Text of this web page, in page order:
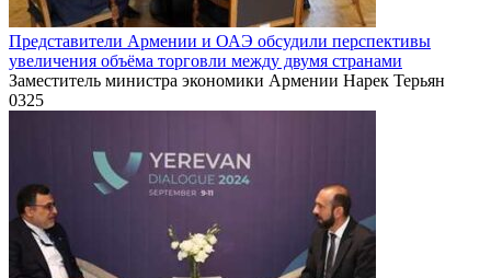
Представители Армении и ОАЭ обсудили перспективы
увеличения объёма торговли между двумя странами
Заместитель министра экономики Армении Нарек Терьян
0325